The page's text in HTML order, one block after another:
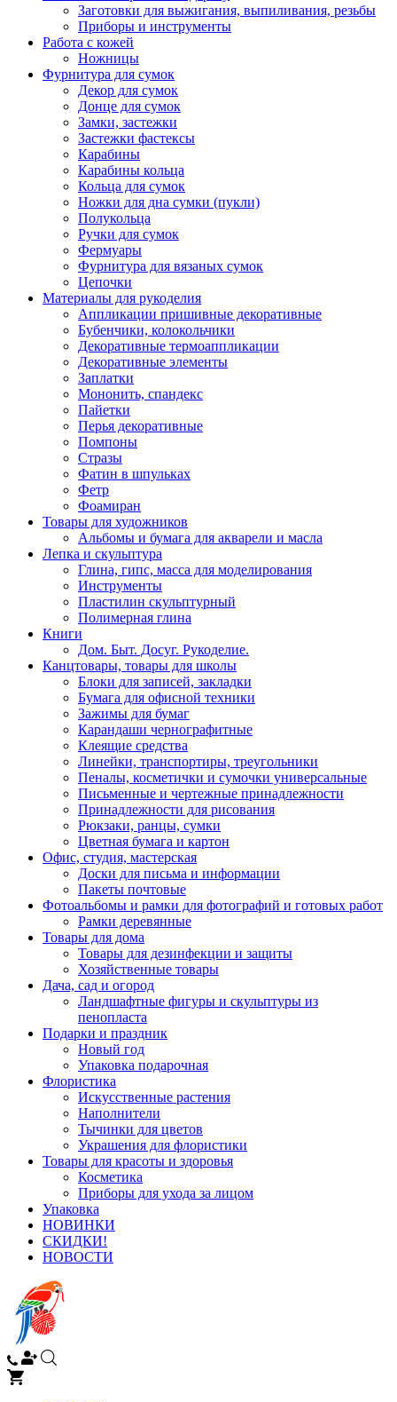
Заготовки для выжигания, выпиливания, резьбы
Приборы и инструменты
Работа с кожей
Ножницы
Фурнитура для сумок
Декор для сумок
Донце для сумок
Замки, застежки
Застежки фастексы
Карабины
Карабины кольца
Кольца для сумок
Ножки для дна сумки (пукли)
Полукольца
Ручки для сумок
Фермуары
Фурнитура для вязаных сумок
Цепочки
Материалы для рукоделия
Аппликации пришивные декоративные
Бубенчики, колокольчики
Декоративные термоаппликации
Декоративные элементы
Заплатки
Мононить, спандекс
Пайетки
Перья декоративные
Помпоны
Стразы
Фатин в шпульках
Фетр
Фоамиран
Товары для художников
Альбомы и бумага для акварели и масла
Лепка и скульптура
Глина, гипс, масса для моделирования
Инструменты
Пластилин скульптурный
Полимерная глина
Книги
Дом. Быт. Досуг. Рукоделие.
Канцтовары, товары для школы
Блоки для записей, закладки
Бумага для офисной техники
Зажимы для бумаг
Карандаши чернографитные
Клеящие средства
Линейки, транспортиры, треугольники
Пеналы, косметички и сумочки универсальные
Письменные и чертежные принадлежности
Принадлежности для рисования
Рюкзаки, ранцы, сумки
Цветная бумага и картон
Офис, студия, мастерская
Доски для письма и информации
Пакеты почтовые
Фотоальбомы и рамки для фотографий и готовых работ
Рамки деревянные
Товары для дома
Товары для дезинфекции и защиты
Хозяйственные товары
Дача, сад и огород
Ландшафтные фигуры и скульптуры из
пенопласта
Подарки и праздник
Новый год
Упаковка подарочная
Флористика
Искусственные растения
Наполнители
Тычинки для цветов
Украшения для флористики
Товары для красоты и здоровья
Косметика
Приборы для ухода за лицом
Упаковка
НОВИНКИ
СКИДКИ!
НОВОСТИ